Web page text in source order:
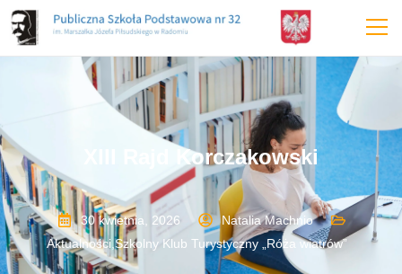
XIII Rajd Korczakowski
30 kwietnia, 2026
Natalia Machnio
Aktualności Szkolny Klub Turystyczny „Róża wiatrów”